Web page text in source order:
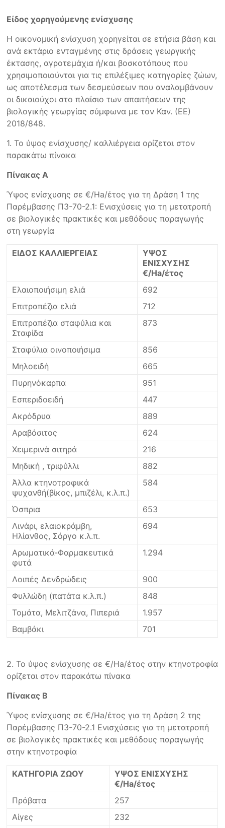
Είδος χορηγούμενης ενίσχυσης
Η οικονομική ενίσχυση χορηγείται σε ετήσια βάση και
ανά εκτάριο ενταγμένης στις δράσεις γεωργικής
έκτασης, αγροτεμάχια ή/και βοσκοτόπους που
χρησιμοποιούνται για τις επιλέξιμες κατηγορίες ζώων,
ως αποτέλεσμα των δεσμεύσεων που αναλαμβάνουν
οι δικαιούχοι στο πλαίσιο των απαιτήσεων της
βιολογικής γεωργίας σύμφωνα με τον Καν. (ΕΕ)
2018/848.
1. Το ύψος ενίσχυσης/ καλλιέργεια ορίζεται στον
παρακάτω πίνακα
Πίνακας Α
Ύψος ενίσχυσης σε €/Ha/έτος για τη Δράση 1 της
Παρέμβασης Π3-70-2.1: Ενισχύσεις για τη μετατροπή
σε βιολογικές πρακτικές και μεθόδους παραγωγής
στη γεωργία
ΕΙΔΟΣ ΚΑΛΛΙΕΡΓΕΙΑΣ
ΥΨΟΣ
ΕΝΙΣΧΥΣΗΣ
€/Ha/έτος
Ελαιοποιήσιμη ελιά
692
Επιτραπέζια ελιά
712
Επιτραπέζια σταφύλια και
Σταφίδα
873
Σταφύλια οινοποιήσιμα
856
Μηλοειδή
665
Πυρηνόκαρπα
951
Εσπεριδοειδή
447
Ακρόδρυα
889
Αραβόσιτος
624
Χειμερινά σιτηρά
216
Μηδική , τριφύλλι
882
Άλλα κτηνοτροφικά
ψυχανθή(βίκος, μπιζέλι, κ.λ.π.)
584
Όσπρια
653
Λινάρι, ελαιοκράμβη,
Ηλίανθος, Σόργο κ.λ.π.
694
Αρωματικά-Φαρμακευτικά
φυτά
1.294
Λοιπές Δενδρώδεις
900
Φυλλώδη (πατάτα κ.λ.π.)
848
Τομάτα, Μελιτζάνα, Πιπεριά
1.957
Βαμβάκι
701
2. Το ύψος ενίσχυσης σε €/Ha/έτος στην κτηνοτροφία
ορίζεται στον παρακάτω πίνακα
Πίνακας Β
Ύψος ενίσχυσης σε €/Ha/έτος για τη Δράση 2 της
Παρέμβασης Π3-70-2.1 Ενισχύσεις για τη μετατροπή
σε βιολογικές πρακτικές και μεθόδους παραγωγής
στην κτηνοτροφία
ΚΑΤΗΓΟΡΙΑ ΖΩΟΥ
ΥΨΟΣ ΕΝΙΣΧΥΣΗΣ
€/Ha/έτος
Πρόβατα
257
Αίγες
232